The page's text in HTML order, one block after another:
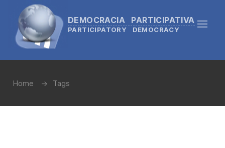
DEMOCRACIA PARTICIPATIVA
PARTICIPATORY DEMOCRACY
Home Tags